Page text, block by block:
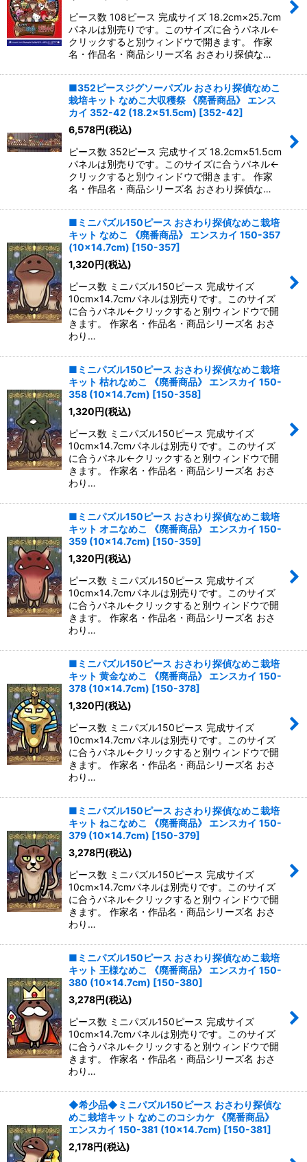
ピース数 108ピース 完成サイズ 18.2cm×25.7cm
パネルは別売りです。このサイズに合うパネル←
クリックすると別ウィンドウで開きます。 作家
名・作品名・商品シリーズ名 おさわり探偵な…
■352ピースジグソーパズル おさわり探偵なめこ
栽培キット なめこ大収穫祭 《廃番商品》 エンス
カイ 352-42 (18.2×51.5cm) [352-42]
6,578円(税込)
ピース数 352ピース 完成サイズ 18.2cm×51.5cm
パネルは別売りです。このサイズに合うパネル←
クリックすると別ウィンドウで開きます。 作家
名・作品名・商品シリーズ名 おさわり探偵な…
■ミニパズル150ピース おさわり探偵なめこ栽培
キット なめこ 《廃番商品》 エンスカイ 150-357
(10×14.7cm) [150-357]
1,320円(税込)
ピース数 ミニパズル150ピース 完成サイズ
10cm×14.7cmパネルは別売りです。このサイズ
に合うパネル←クリックすると別ウィンドウで開
きます。 作家名・作品名・商品シリーズ名 おさ
わり…
■ミニパズル150ピース おさわり探偵なめこ栽培
キット 枯れなめこ 《廃番商品》 エンスカイ 150-
358 (10×14.7cm) [150-358]
1,320円(税込)
ピース数 ミニパズル150ピース 完成サイズ
10cm×14.7cmパネルは別売りです。このサイズ
に合うパネル←クリックすると別ウィンドウで開
きます。 作家名・作品名・商品シリーズ名 おさ
わり…
■ミニパズル150ピース おさわり探偵なめこ栽培
キット オニなめこ 《廃番商品》 エンスカイ 150-
359 (10×14.7cm) [150-359]
1,320円(税込)
ピース数 ミニパズル150ピース 完成サイズ
10cm×14.7cmパネルは別売りです。このサイズ
に合うパネル←クリックすると別ウィンドウで開
きます。 作家名・作品名・商品シリーズ名 おさ
わり…
■ミニパズル150ピース おさわり探偵なめこ栽培
キット 黄金なめこ 《廃番商品》 エンスカイ 150-
378 (10×14.7cm) [150-378]
1,320円(税込)
ピース数 ミニパズル150ピース 完成サイズ
10cm×14.7cmパネルは別売りです。このサイズ
に合うパネル←クリックすると別ウィンドウで開
きます。 作家名・作品名・商品シリーズ名 おさ
わり…
■ミニパズル150ピース おさわり探偵なめこ栽培
キット ねこなめこ 《廃番商品》 エンスカイ 150-
379 (10×14.7cm) [150-379]
3,278円(税込)
ピース数 ミニパズル150ピース 完成サイズ
10cm×14.7cmパネルは別売りです。このサイズ
に合うパネル←クリックすると別ウィンドウで開
きます。 作家名・作品名・商品シリーズ名 おさ
わり…
■ミニパズル150ピース おさわり探偵なめこ栽培
キット 王様なめこ 《廃番商品》 エンスカイ 150-
380 (10×14.7cm) [150-380]
3,278円(税込)
ピース数 ミニパズル150ピース 完成サイズ
10cm×14.7cmパネルは別売りです。このサイズ
に合うパネル←クリックすると別ウィンドウで開
きます。 作家名・作品名・商品シリーズ名 おさ
わり…
◆希少品◆ミニパズル150ピース おさわり探偵な
めこ栽培キット なめこのコシカケ 《廃番商品》
エンスカイ 150-381 (10×14.7cm) [150-381]
2,178円(税込)